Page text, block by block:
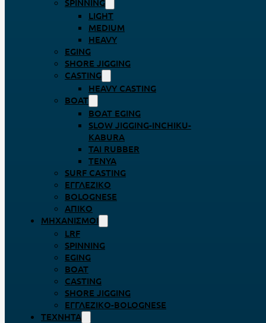
SPINNING
LIGHT
MEDIUM
HEAVY
EGING
SHORE JIGGING
CASTING
HEAVY CASTING
BOAT
BOAT EGING
SLOW JIGGING-INCHIKU-
KABURA
TAI RUBBER
TENYA
SURF CASTING
ΕΓΓΛΈΖΙΚΟ
BOLOGNESE
ΑΠΊΚΟ
ΜΗΧΑΝΙΣΜΟΊ
LRF
SPINNING
EGING
BOAT
CASTING
SHORE JIGGING
ΕΓΓΛΈΖΙΚΟ-BOLOGNESE
ΤΕΧΝΗΤΆ